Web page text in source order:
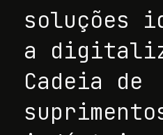
soluções
a
Cadeia de